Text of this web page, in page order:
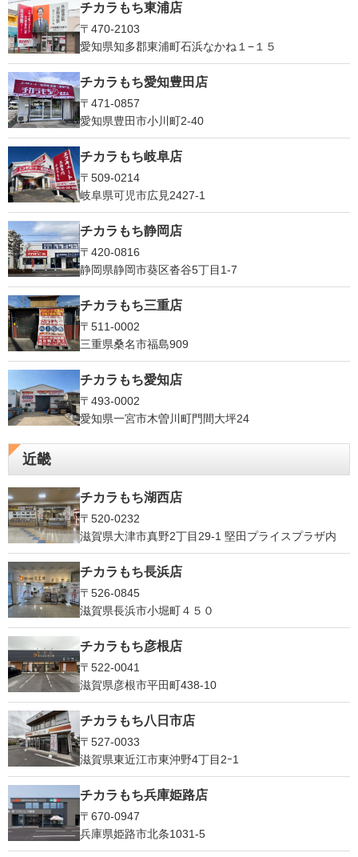
チカラもち東浦店
〒470-2103
愛知県知多郡東浦町石浜なかね１−１５
チカラもち愛知豊田店
〒471-0857
愛知県豊田市小川町2‐40
チカラもち岐阜店
〒509-0214
岐阜県可児市広見2427-1
チカラもち静岡店
〒420-0816
静岡県静岡市葵区沓谷5丁目1-7
チカラもち三重店
〒511-0002
三重県桑名市福島909
チカラもち愛知店
〒493-0002
愛知県一宮市木曽川町門間大坪24
近畿
チカラもち湖西店
〒520-0232
滋賀県大津市真野2丁目29-1 堅田プライスプラザ内
チカラもち長浜店
〒526-0845
滋賀県長浜市小堀町４５０
チカラもち彦根店
〒522-0041
滋賀県彦根市平田町438-10
チカラもち八日市店
〒527-0033
滋賀県東近江市東沖野4丁目2ｰ1
チカラもち兵庫姫路店
〒670-0947
兵庫県姫路市北条1031-5